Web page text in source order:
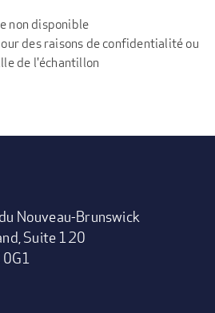
non disponible
des raisons de confidentialité ou
de l'échantillon
Nouveau-Brunswick
Suite 120
0G1